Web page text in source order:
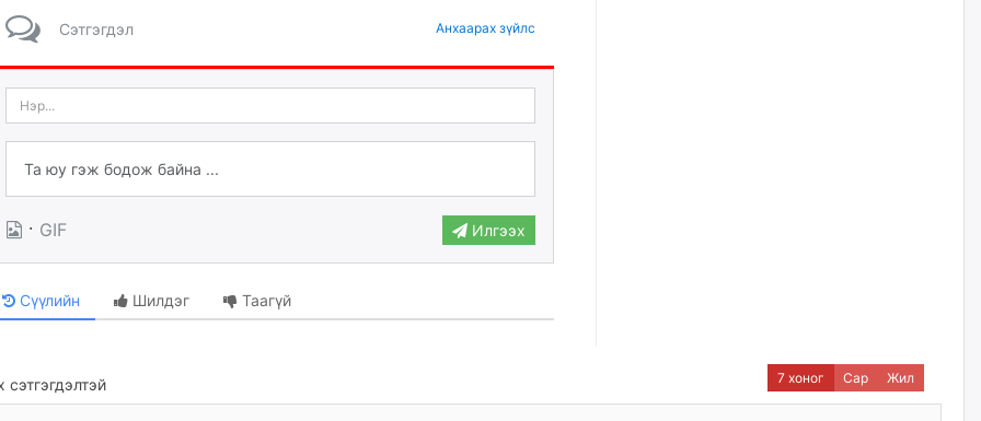
Сэтгэгдэл Анхаарах зүйлс
· GIF Илгээх
Сүүлийн Шилдэг Таагүй
зогсоож, Арабын орнуудаас
нийлүүлэх ажлыг сэргээх
сэтгэгдэлтэй 7 хоног Сар Жил